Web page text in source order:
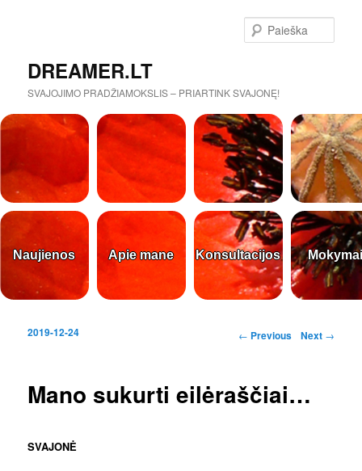
DREAMER.LT
SVAJOJIMO PRADŽIAMOKSLIS – PRIARTINK SVAJONĘ!
Naujienos Apie mane Konsultacijos Mokymai
Post navigation ← Previous Next →
Mano sukurti eilėraščiai…
2019-12-24
SVAJONĖ